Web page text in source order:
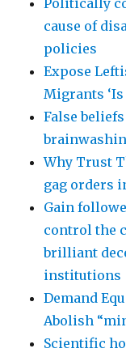
Politically
cause of
policies
Expose
Migrants ‘Is
False
Why Trust
gag orders
Gain
control the
brilliant
institutions
Demand
Abolish
Scientific